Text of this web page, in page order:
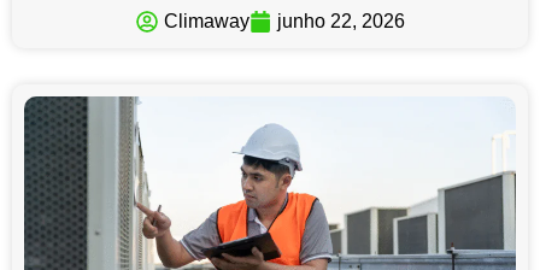
Climaway junho 22, 2026